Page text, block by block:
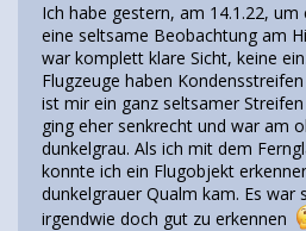
Ich habe gestern, am 14.1.22, um
eine seltsame Beobachtung am
war komplett klare Sicht, keine
Flugzeuge haben
ist mir ein ganz seltsamer
ging eher senkrecht und war am
dunkelgrau. Als ich mit dem
konnte ich ein Flugobjekt
dunkelgrauer Qualm kam. Es war
irgendwie doch gut zu erkennen